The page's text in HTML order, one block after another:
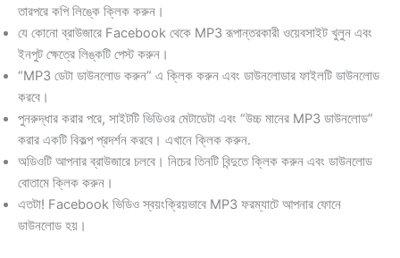
তারপরে কপি লিঙ্কে ক্লিক করুন।
যে কোনো ব্রাউজারে Facebook থেকে MP3 রূপান্তরকারী ওয়েবসাইট খুলুন এবং
ইনপুট ক্ষেত্রে লিঙ্কটি পেস্ট করুন।
“MP3 ডেটা ডাউনলোড করুন” এ ক্লিক করুন এবং ডাউনলোডার ফাইলটি ডাউনলোড
করবে।
পুনরুদ্ধার করার পরে, সাইটটি ভিডিওর মেটাডেটা এবং “উচ্চ মানের MP3 ডাউনলোড”
করার একটি বিকল্প প্রদর্শন করবে। এখানে ক্লিক করুন.
অডিওটি আপনার ব্রাউজারে চলবে। নিচের তিনটি বিন্দুতে ক্লিক করুন এবং ডাউনলোড
বোতামে ক্লিক করুন।
এতটা! Facebook ভিডিও স্বয়ংক্রিয়ভাবে MP3 ফরম্যাটে আপনার ফোনে
ডাউনলোড হয়।